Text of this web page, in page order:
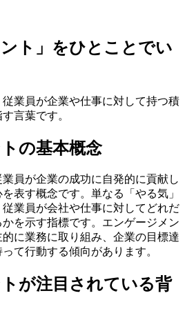
ント」をひとことでい
業員が企業や仕事に対して持つ積
言葉です。
の基本概念
員が企業の成功に自発的に貢献し
表す概念です。単なる「やる気」
業員が会社や仕事に対してどれだ
を示す指標です。エンゲージメン
的に業務に取り組み、企業の目標達
て行動する傾向があります。
が注目されている背